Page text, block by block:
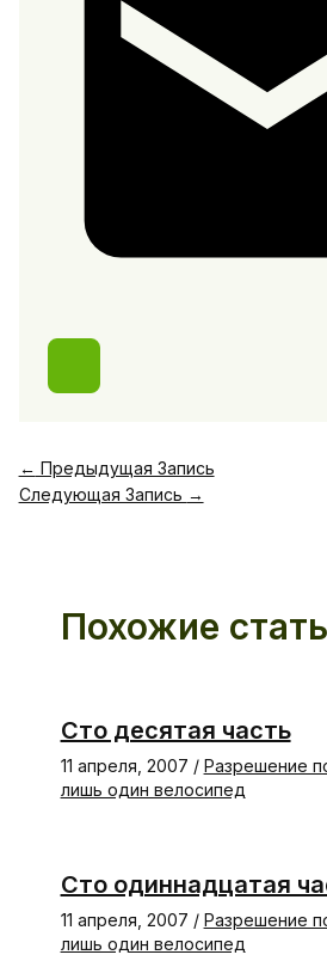
← Предыдущая Запись
Следующая Запись →
Похожие
Сто десятая часть
11 апреля, 2007 / Разрешение
лишь один велосипед
Сто одиннадцатая
11 апреля, 2007 / Разрешение
лишь один велосипед